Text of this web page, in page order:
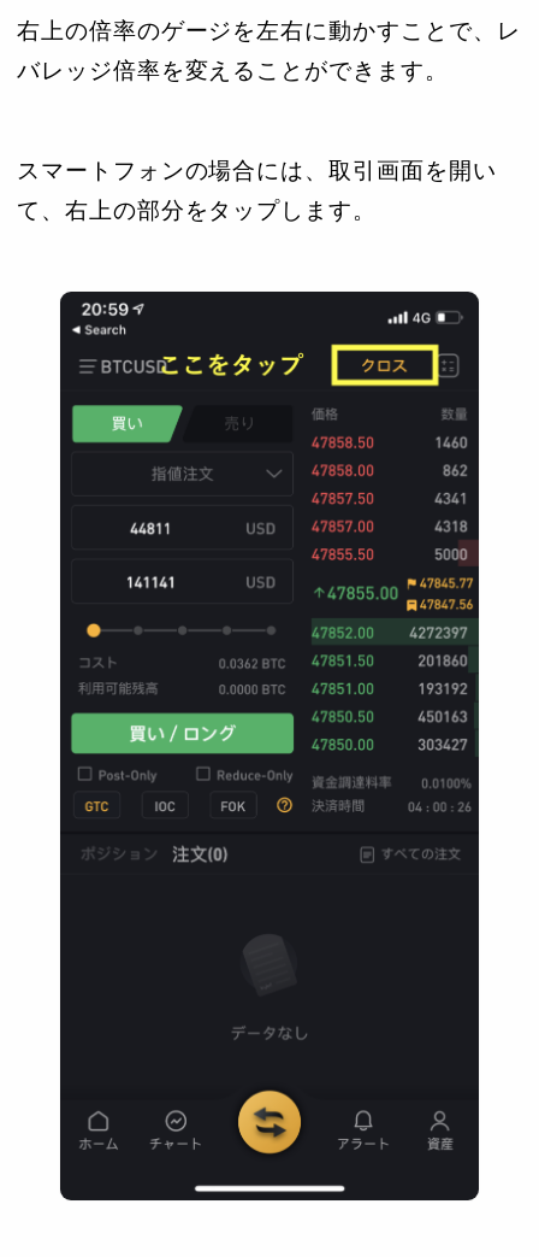
右上の倍率のゲージを左右に動かすことで、レ
バレッジ倍率を変えることができます。
スマートフォンの場合には、取引画面を開い
て、右上の部分をタップします。